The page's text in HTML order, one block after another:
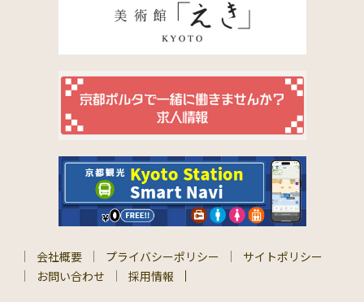
会社概要 プライバシーポリシー
サイトポリシー
お問い合わせ
採用情報